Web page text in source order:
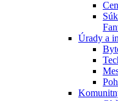
Úrady a